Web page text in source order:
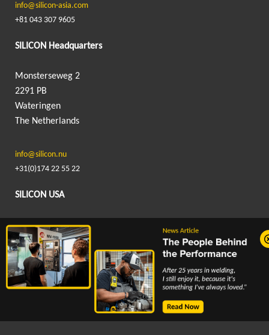
info@silicon-asia.com
+81 043 307 9605
SILICON Headquarters
Monsterseweg 2
2291 PB
Wateringen
The Netherlands
info@silicon.nu
+31(0)174 22 55 22
SILICON USA
7842 S. Cypress Circle,
Cedar Pond
Industrial Park,
Humble, TX 77396